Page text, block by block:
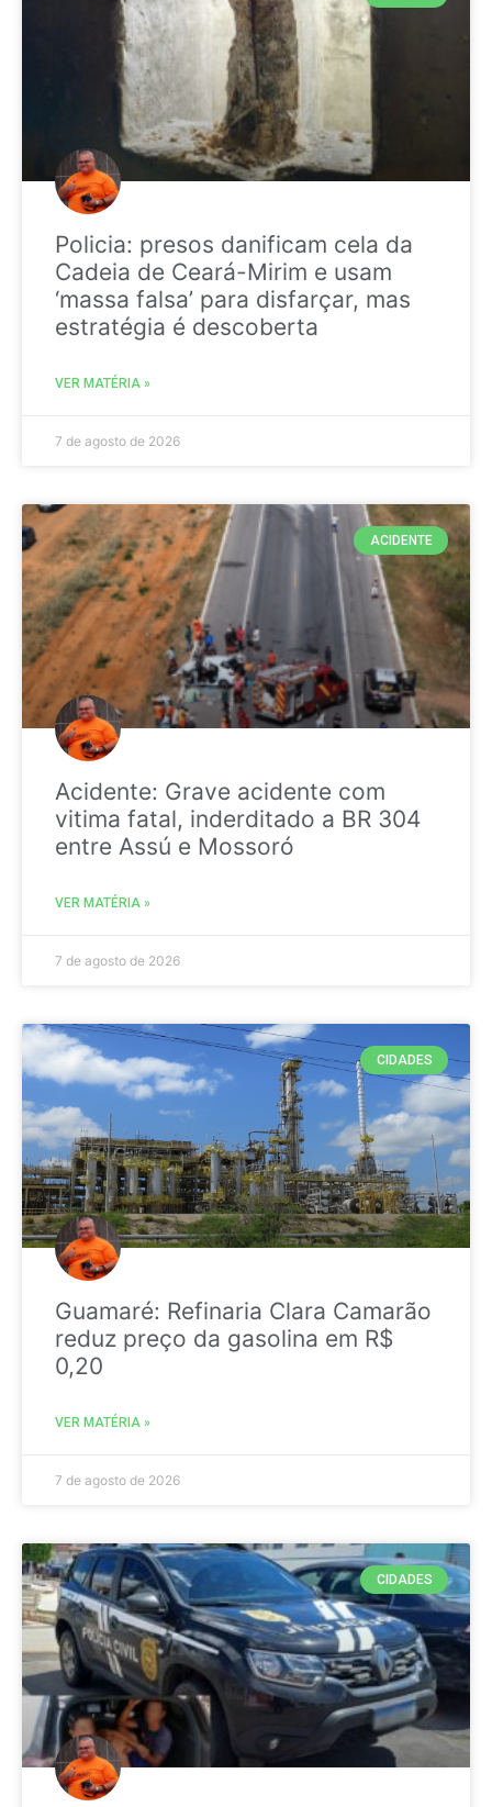
Policia: presos danificam cela da
Cadeia de Ceará-Mirim e usam
‘massa falsa’ para disfarçar, mas
estratégia é descoberta
VER MATÉRIA »
7 de agosto de 2026
ACIDENTE
Acidente: Grave acidente com
vitima fatal, inderditado a BR 304
entre Assú e Mossoró
VER MATÉRIA »
7 de agosto de 2026
CIDADES
Guamaré: Refinaria Clara Camarão
reduz preço da gasolina em R$
0,20
VER MATÉRIA »
7 de agosto de 2026
CIDADES